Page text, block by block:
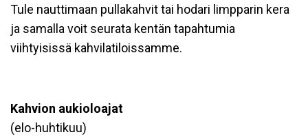
Tule nauttimaan pullakahvit tai hodari limpparin kera
ja samalla voit seurata kentän tapahtumia
viihtyisissä kahvilatiloissamme.
Kahvion aukioloajat
(elo-huhtikuu)